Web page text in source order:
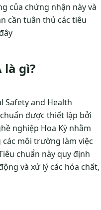
của chứng nhận này và
cần tuân thủ các tiêu
là gì?
Safety and Health
được thiết lập bởi
nghiệp Hoa Kỳ nhằm
môi trường làm việc
chuẩn này quy định
và xử lý các hóa chất,